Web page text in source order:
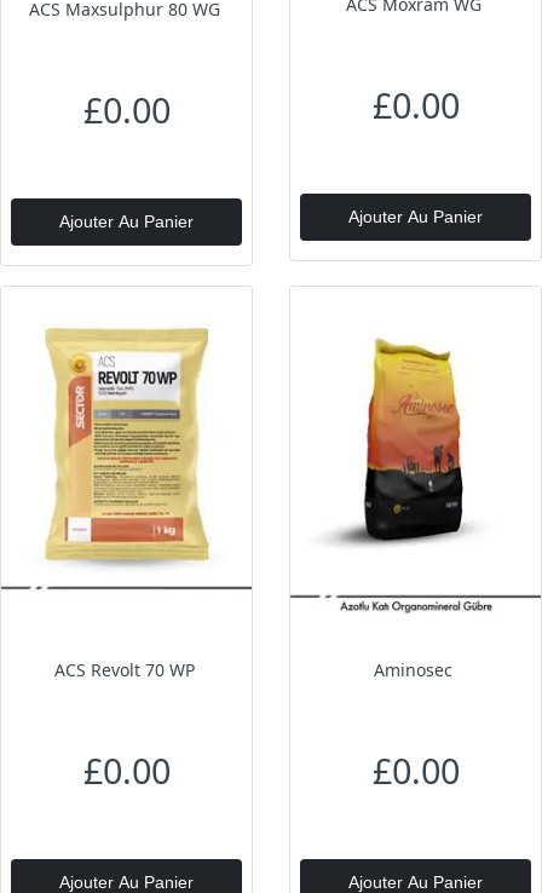
ACS Maxsulphur 80 WG
£0.00
Ajouter Au Panier
£0.00
Ajouter Au Panier
ACS Revolt 70 WP
£0.00
Ajouter Au Panier
Aminosec
£0.00
Ajouter Au Panier